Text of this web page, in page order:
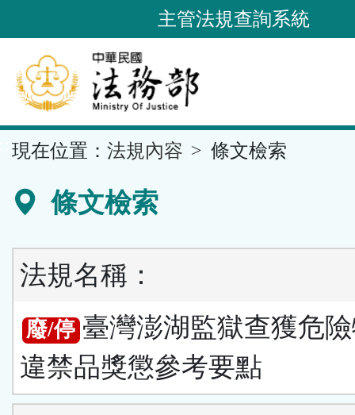
到
要
內
容
區
主管法規查詢系統
現在位置： 法規內容 條文檢索
條文檢索
法規名稱：
廢/停 臺灣澎湖監獄查獲危
違禁品獎懲參考要點